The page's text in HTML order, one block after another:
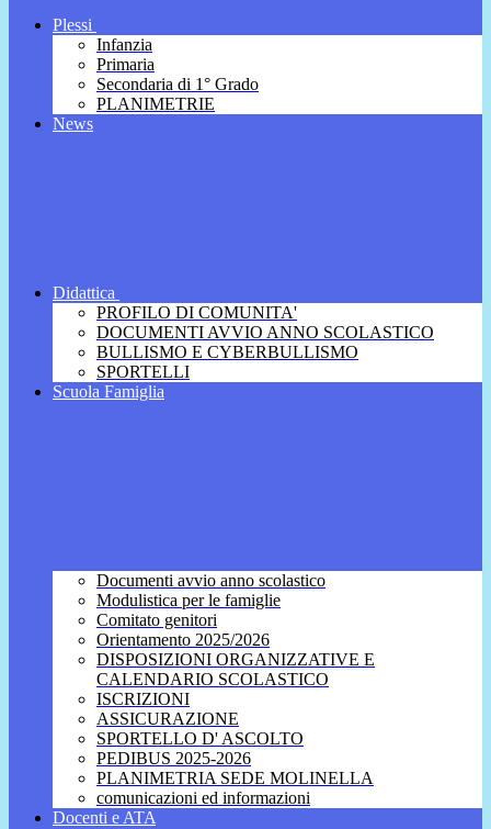
Plessi
Infanzia
Primaria
Secondaria di 1° Grado
PLANIMETRIE
News
Didattica
PROFILO DI COMUNITA'
DOCUMENTI AVVIO ANNO SCOLASTICO
BULLISMO E CYBERBULLISMO
SPORTELLI
Scuola Famiglia
Documenti avvio anno scolastico
Modulistica per le famiglie
Comitato genitori
Orientamento 2025/2026
DISPOSIZIONI ORGANIZZATIVE E
CALENDARIO SCOLASTICO
ISCRIZIONI
ASSICURAZIONE
SPORTELLO D' ASCOLTO
PEDIBUS 2025-2026
PLANIMETRIA SEDE MOLINELLA
comunicazioni ed informazioni
Docenti e ATA